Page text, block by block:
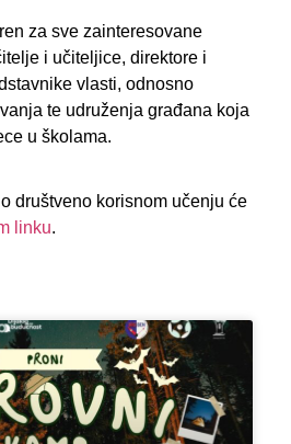
za sve zainteresovane
i učiteljice, direktore i
vlasti, odnosno
te udruženja građana koja
u školama.
društveno korisnom učenju će
linku.